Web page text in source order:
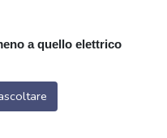
a quello elettrico